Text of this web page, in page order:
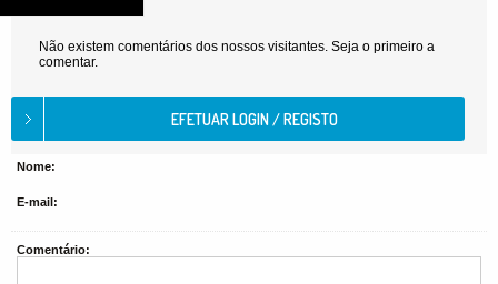
Não existem comentários dos nossos visitantes. Seja o primeiro a
comentar.
Nome:
E-mail:
Comentário: